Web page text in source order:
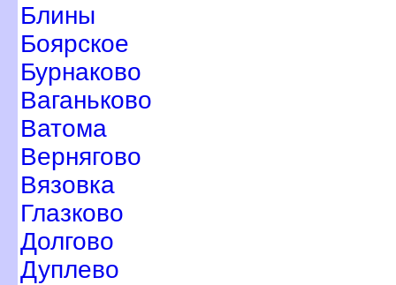
Блины
Боярское
Бурнаково
аганьково
атома
ернягово
язовка
Глазково
Долгово
Дуплево